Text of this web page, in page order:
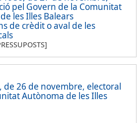
pel Govern de la Comunitat
les Illes Balears
de crèdit o aval de les
de 26 de novembre, electoral
Autònoma de les Illes